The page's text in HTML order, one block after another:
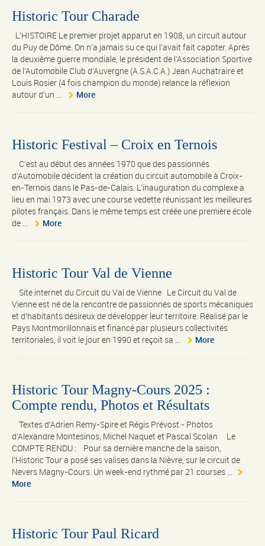
Historic Tour Charade
L'HISTOIRE Le premier projet apparut en 1908, un circuit autour
du Puy de Dôme. On n'a jamais su ce qui l'avait fait capoter. Après
la deuxième guerre mondiale, le président de l'Association Sportive
de l'Automobile Club d'Auvergne (A.S.A.C.A.) Jean Auchatraire et
Louis Rosier (4 fois champion du monde) relance la réflexion
autour d'un ...
More
Historic Festival – Croix en Ternois
C’est au début des années 1970 que des passionnés
d’Automobile décident la création du circuit automobile à Croix-
en-Ternois dans le Pas-de-Calais. L’inauguration du complexe a
lieu en mai 1973 avec une course vedette réunissant les meilleures
pilotes français. Dans le même temps est créée une première école
de ...
More
Historic Tour Val de Vienne
Site internet du Circuit du Val de Vienne Le Circuit du Val de
Vienne est né de la rencontre de passionnés de sports mécaniques
et d’habitants désireux de développer leur territoire. Réalisé par le
Pays Montmorillonnais et financé par plusieurs collectivités
territoriales, il voit le jour en 1990 et reçoit sa ...
More
Historic Tour Magny-Cours 2025 :
Compte rendu, Photos et Résultats
Textes d'Adrien Remy-Spire et Régis Prévost - Photos
d'Alexandre Montesinos, Michel Naquet et Pascal Scolan Le
COMPTE RENDU : Pour sa dernière manche de la saison,
l’Historic Tour a posé ses valises dans la Nièvre, sur le circuit de
Nevers Magny-Cours. Un week-end rythmé par 21 courses ...
More
Historic Tour Paul Ricard